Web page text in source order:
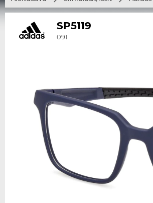
SP5119
091